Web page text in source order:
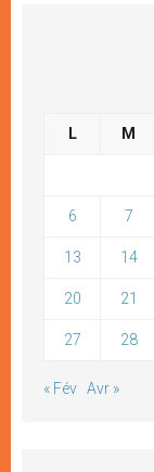
L M
6 7
13 14
20 21
27 28
« Fév Avr »